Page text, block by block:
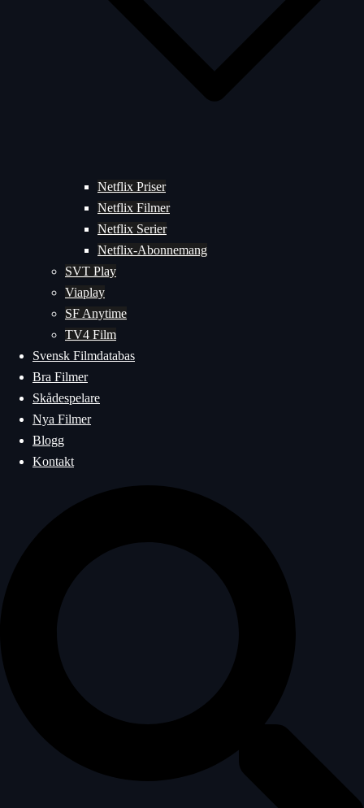
Netflix Priser
Netflix Filmer
Netflix Serier
Netflix-Abonnemang
SVT Play
Viaplay
SF Anytime
TV4 Film
Svensk Filmdatabas
Bra Filmer
Skådespelare
Nya Filmer
Blogg
Kontakt